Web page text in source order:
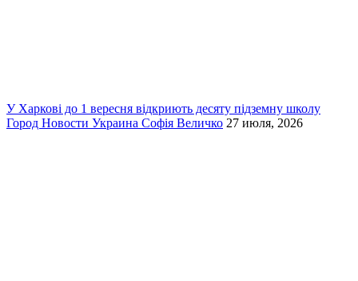
У Харкові до 1 вересня відкриють десяту підземну школу
Город Новости Украина Софія Величко 27 июля, 2026